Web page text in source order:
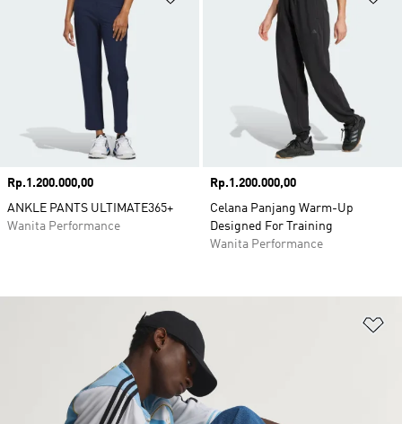
Harga
Rp.1.200.000,00
ANKLE PANTS ULTIMATE365+
Wanita Performance
Harga
Rp.1.200.000,00
Celana Panjang Warm-Up
Designed For Training
Wanita Performance